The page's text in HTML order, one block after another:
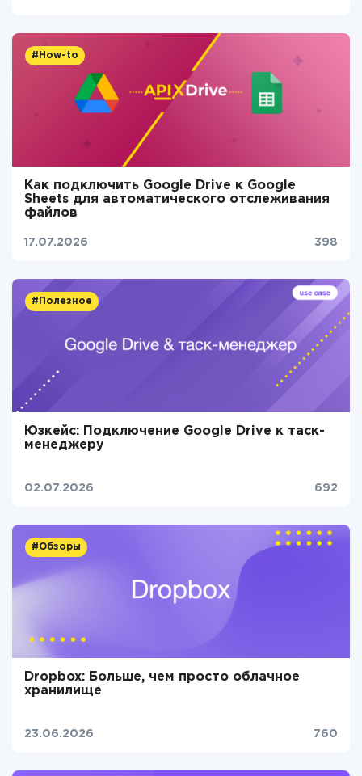
#How-to
Как подключить Google Drive к Google
Sheets для автоматического отслеживания
файлов
17.07.2026 398
#Полезное
Юзкейс: Подключение Google Drive к таск-
менеджеру
02.07.2026 692
#Обзоры
Dropbox: Больше, чем просто облачное
хранилище
23.06.2026 760